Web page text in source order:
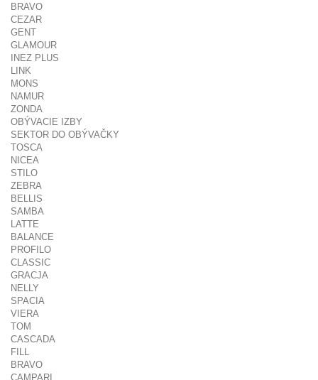
BRAVO
CEZAR
GENT
GLAMOUR
INEZ PLUS
LINK
MONS
NAMUR
ZONDA
OBÝVACIE IZBY
SEKTOR DO OBÝVAČKY
TOSCA
NICEA
STILO
ZEBRA
BELLIS
SAMBA
LATTE
BALANCE
PROFILO
CLASSIC
GRACJA
NELLY
SPACIA
VIERA
TOM
CASCADA
FILL
BRAVO
CAMPARI